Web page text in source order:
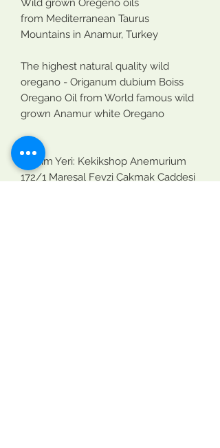
from Mediterranean Taurus
Mountains in Anamur, Turkey
The highest natural quality wild
oregano - Origanum dubium Boiss
Oregano Oil from World famous wild
grown Anamur white Oregano
Üretim Yeri: Kekikshop Anemurium
172/1 Mareşal Fevzi Çakmak Caddesi